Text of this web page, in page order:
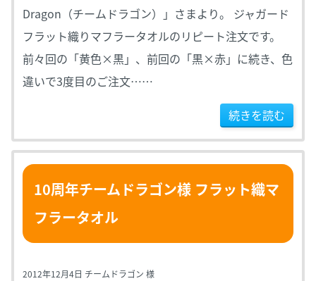
Dragon（チームドラゴン）」さまより。 ジャガード
フラット織りマフラータオルのリピート注文です。
前々回の「黄色×黒」、前回の「黒×赤」に続き、色
違いで3度目のご注文……
続きを読む
10周年チームドラゴン様 フラット織マ
フラータオル
2012年12月4日 チームドラゴン 様